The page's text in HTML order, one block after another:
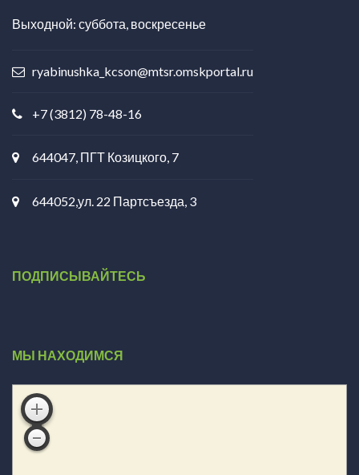
Выходной: суббота, воскресенье
ryabinushka_kcson@mtsr.omskportal.ru
+7 (3812) 78-48-16
644047, ПГТ Козицкого, 7
644052,ул. 22 Партсъезда, 3
ПОДПИСЫВАЙТЕСЬ
МЫ НАХОДИМСЯ